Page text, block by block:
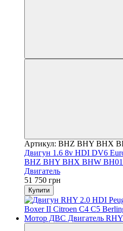
Артикул: BHZ BHY BHX
Двигун 1.6 8v HDI DV6
BHZ BHY BHX BHW
Двигатель
51 750 грн
Купити